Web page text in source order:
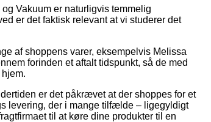
Vakuum er naturligvis temmelig
er det faktisk relevant at vi studerer det
af shoppens varer, eksempelvis Melissa
forinden et aftalt tidspunkt, så de med
er det påkrævet at der shoppes for et
levering, der i mange tilfælde – ligegyldigt
til at køre dine produkter til en